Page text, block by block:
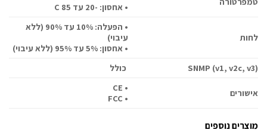
• אחסון: -20 עד 85 C
לחות
• הפעלה: 10% עד 90% (ללא
עיבוי)
• אחסון: 5% עד 95% (ללא עיבוי)
SNMP (v1, v2c, v3)
כולל
אישורים
• CE
• FCC
מוצרים נוספים